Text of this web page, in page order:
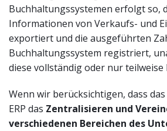
Buchhaltungssystemen erfolgt so,
Informationen von Verkaufs- und
exportiert und die ausgeführten
Buchhaltungssystem registriert,
diese vollständig oder nur teilweise
Wenn wir berücksichtigen, dass
ERP das Zentralisieren und
verschiedenen Bereichen des